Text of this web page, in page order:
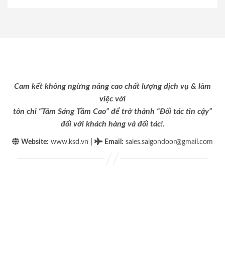
Cam kết không ngừng nâng cao chất lượng dịch vụ & làm
việc với
tôn chỉ “Tâm Sáng Tầm Cao” để trở thành “Đối tác tin cậy”
đối với khách hàng và đối tác!.
Website: www.ksd.vn Email : sales.saigondoor@gmail.com